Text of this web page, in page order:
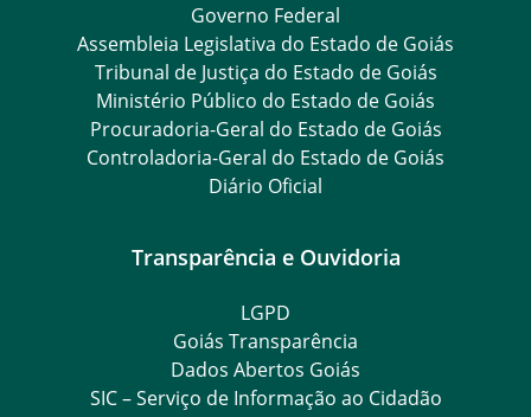
Governo Federal
Assembleia Legislativa do Estado de Goiás
Tribunal de Justiça do Estado de Goiás
Ministério Público do Estado de Goiás
Procuradoria-Geral do Estado de Goiás
Controladoria-Geral do Estado de Goiás
Diário Oficial
Transparência e Ouvidoria
LGPD
Goiás Transparência
Dados Abertos Goiás
SIC – Serviço de Informação ao Cidadão